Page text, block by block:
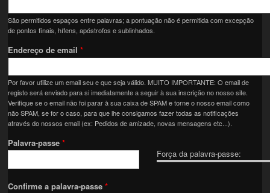
São permitidos espaços entre palavras; a pontuação não é permitida com excepção
de pontos finais, hífens, apóstrofos e sublinhados.
Endereço de email*
Por favor utilize um email seu e que seja válido. MUITO IMPORTANTE: O email de
registo será enviado para si imediatamente a seguir à sua inscrição no nosso site.
Verifique se o email não foi parar à sua caixa de SPAM e torne o nosso email como
não SPAM, se for o caso, para que lhe consigamos fazer todas as notificações
através do nossos email (ex: Pedidos de amizade, novas mensagens etc...).
Força da palavra-passe:
Palavra-passe*
Confirme a palavra-passe*